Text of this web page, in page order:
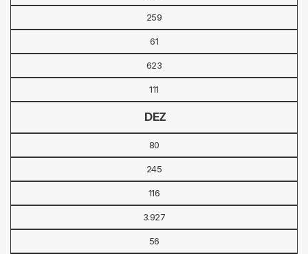
259
61
623
111
DEZ
80
245
116
3.927
56